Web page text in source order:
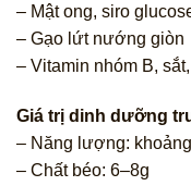
– Mật ong, siro
– Gạo lứt nướng giòn
– Vitamin nhóm B,
Giá trị dinh dưỡng
– Năng lượng:
– Chất béo: 6–8g